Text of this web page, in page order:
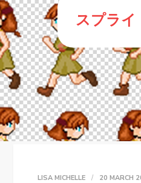
スプライ
LISA MICHELLE 20 MARCH